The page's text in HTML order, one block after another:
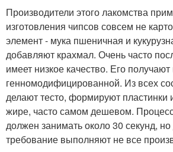
Производители этого лакомства
изготовления чипсов совсем не
элемент - мука пшеничная и
добавляют крахмал. Очень часто
имеет низкое качество. Его получают
генномодифицированной. Из всех
делают тесто, формируют пластинки
жире, часто самом дешевом.
должен занимать около 30 секунд,
требование выполняют не все